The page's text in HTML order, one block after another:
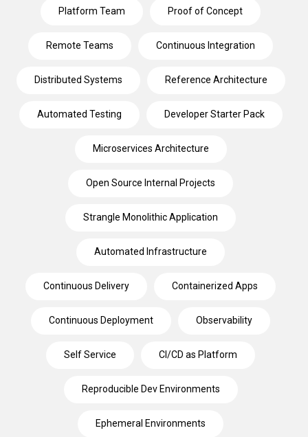
Platform Team Proof of Concept
Remote Teams Continuous Integration
Distributed Systems Reference Architecture
Automated Testing Developer Starter Pack
Microservices Architecture
Open Source Internal Projects
Strangle Monolithic Application
Automated Infrastructure
Continuous Delivery Containerized Apps
Continuous Deployment Observability
Self Service CI/CD as Platform
Reproducible Dev Environments
Ephemeral Environments